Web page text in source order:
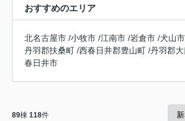
おすすめのエリア
北名古屋市 /小牧市 /江南市 /岩倉市 /犬山市
丹羽郡扶桑町 /西春日井郡豊山町 /丹羽郡
春日井市
89棟 118件